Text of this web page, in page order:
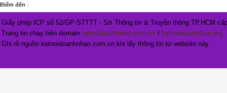
Điểm đến
Giấy phép ICP số 52/GP-STTTT - Sở Thông tin & Truyền thông TP.HCM
Trang tin chạy trên domain ketnoidoanhnhan.com.vn / ketnoidoanhnhan.org
Ghi rõ nguồn ketnoidoanhnhan.com.vn khi lấy thông tin từ website này